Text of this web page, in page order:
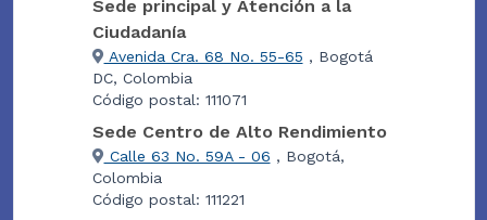
Sede principal y Atención a la
Ciudadanía
Avenida Cra. 68 No. 55-65 , Bogotá
DC, Colombia
Código postal: 111071
Sede Centro de Alto Rendimiento
Calle 63 No. 59A - 06 , Bogotá,
Colombia
Código postal: 111221